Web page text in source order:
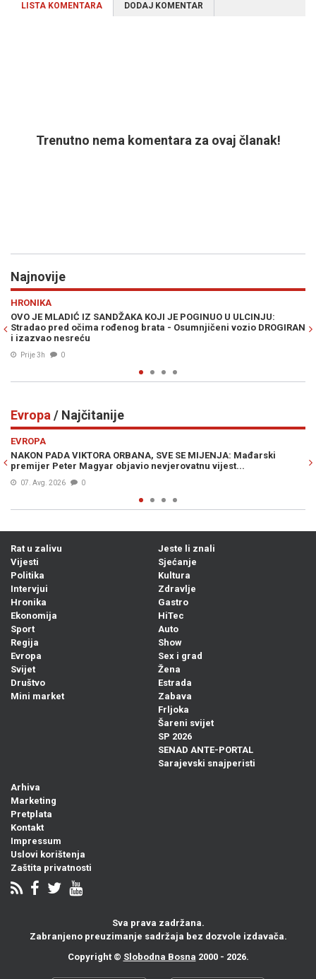
LISTA KOMENTARA DODAJ KOMENTAR
Trenutno nema komentara za ovaj članak!
Najnovije
KOJI JE POGINUO U ULCINJU:
- Osumnjičeni vozio DROGIRAN
PLANIRAN VELIKI KOPNENI
ulogu Pakistana i Avganistana
Evropa / Najčitanije
SVE SE MIJENJA: Mađarski
nevjerovatnu vijest...
ČUDNI DETALJI UDESA
u kombiju Nataše Pirc
Rat u zalivu
Vijesti
Politika
Intervjui
Hronika
Ekonomija
Sport
Regija
Evropa
Svijet
Društvo
Mini market
Jeste li znali
Sjećanje
Kultura
Zdravlje
Gastro
HiTec
Auto
Show
Sex i grad
Žena
Estrada
Zabava
Frljoka
Šareni svijet
SP 2026
SENAD ANTE-PORTAL
Sarajevski snajperisti
Arhiva
Marketing
Pretplata
Kontakt
Impressum
Uslovi korištenja
Zaštita privatnosti
Sva prava zadržana.
Zabranjeno preuzimanje sadržaja bez dozvole izdavača.
Copyright © Slobodna Bosna 2000 - 2026.